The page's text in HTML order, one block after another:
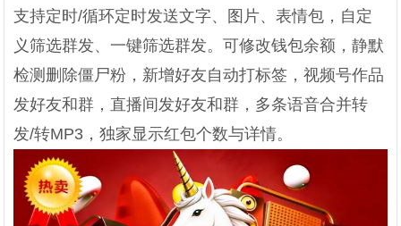
支持定时/循环定时发送文字、图片、表情包，自定
义筛选群发、一键筛选群发。可修改钱包余额，静默
检测删除僵尸粉，新增好友自动打标签，视频号作品
发好友和群，直播间发好友和群，多条语音合并转
发/转MP3，独家显示红包个数与详情。